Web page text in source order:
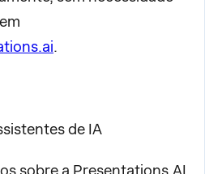
.
de IA
sobre a Presentations.AI,